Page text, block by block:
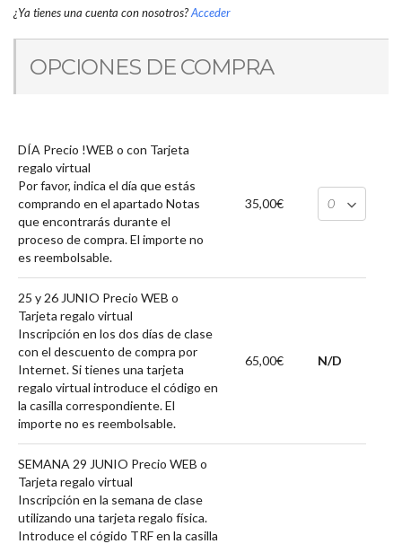
¿Ya tienes una cuenta con nosotros?Acceder
OPCIONES DE COMPRA
DÍA Precio !WEB o con Tarjeta
regalo virtual
Por favor, indica el día que estás
comprando en el apartado Notas
que encontrarás durante el
proceso de compra. El importe no
es reembolsable.
35,00€
25 y 26 JUNIO Precio WEB o
Tarjeta regalo virtual
Inscripción en los dos días de clase
con el descuento de compra por
Internet. Si tienes una tarjeta
regalo virtual introduce el código en
la casilla correspondiente. El
importe no es reembolsable.
65,00€ N/D
SEMANA 29 JUNIO Precio WEB o
Tarjeta regalo virtual
Inscripción en la semana de clase
utilizando una tarjeta regalo física.
Introduce el cógido TRF en la casilla